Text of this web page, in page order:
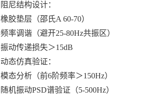
阻尼结构设计：
橡胶垫层（邵氏A 60-70）
频率调谐（避开25-80Hz共振区）
振动传递损失＞15dB
动态仿真验证：
模态分析（前6阶频率＞150Hz）
随机振动PSD谱验证（5-500Hz）